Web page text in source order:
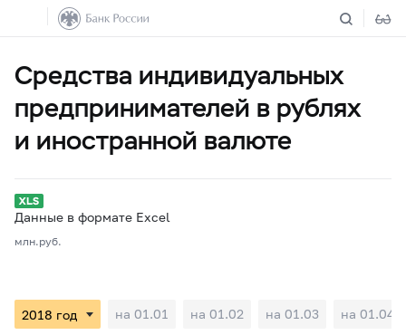
Средства индивидуальных
предпринимателей в рублях
и иностранной валюте
Данные в формате Excel
млн.руб.
на 01.01 на 01.02 на 01.03 на 01.04